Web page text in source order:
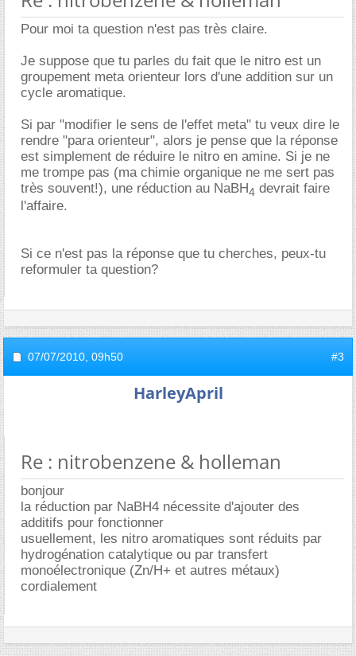
Pour moi ta question n'est pas très claire.
Je suppose que tu parles du fait que le nitro est un
groupement meta orienteur lors d'une addition sur un
cycle aromatique.
Si par "modifier le sens de l'effet meta" tu veux dire le
rendre "para orienteur", alors je pense que la réponse
est simplement de réduire le nitro en amine. Si je ne
me trompe pas (ma chimie organique ne me sert pas
très souvent!), une réduction au NaBH4 devrait faire
l'affaire.
Si ce n'est pas la réponse que tu cherches, peux-tu
reformuler ta question?
07/07/2010, 09h50 #3
HarleyApril
Re : nitrobenzene & holleman
bonjour
la réduction par NaBH4 nécessite d'ajouter des
additifs pour fonctionner
usuellement, les nitro aromatiques sont réduits par
hydrogénation catalytique ou par transfert
monoélectronique (Zn/H+ et autres métaux)
cordialement